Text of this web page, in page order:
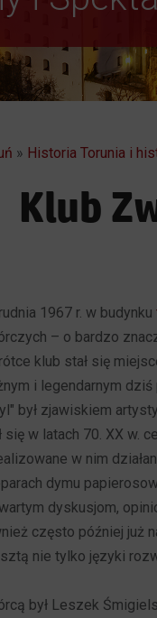
» Historia Torunia i
Klub
1967 r. w budynku
– o bardzo
klub stał się
i legendarnym dziś
był zjawiskiem
się w latach 70. XX w.
w nim
dymu
dyskusjom,
często później już
nie tylko języki
był Leszek